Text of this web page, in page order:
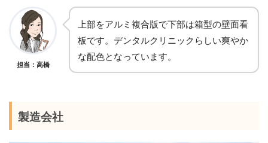
担当：高橋
上部をアルミ複合版で下部は箱型の壁面看
板です。デンタルクリニックらしい爽やか
な配色となっています。
製造会社